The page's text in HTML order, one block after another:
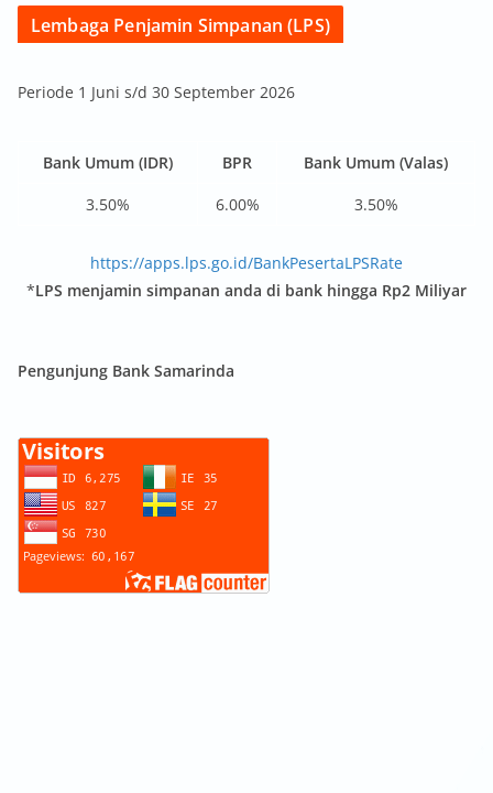
Lembaga Penjamin Simpanan (LPS)
Periode 1 Juni s/d 30 September 2026
Bank Umum (IDR) BPR
Bank Umum (Valas)
3.50%
6.00% 3.50%
https://apps.lps.go.id/BankPesertaLPSRate
*LPS menjamin simpanan anda di bank hingga Rp2 Miliyar
Pengunjung Bank Samarinda